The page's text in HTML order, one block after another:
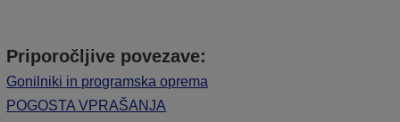
Priporočljive povezave:
Gonilniki in programska oprema
POGOSTA VPRAŠANJA